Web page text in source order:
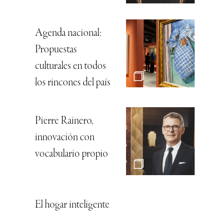
Agenda nacional:
Propuestas
culturales en todos
los rincones del país
Pierre Rainero,
innovación con
vocabulario propio
El hogar inteligente